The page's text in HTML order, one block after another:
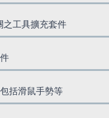
之工具擴充套件
括滑鼠手勢等